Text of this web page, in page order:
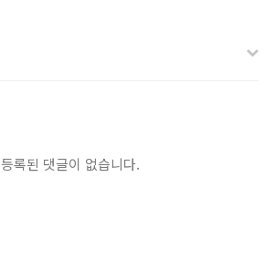
등록된 댓글이 없습니다.